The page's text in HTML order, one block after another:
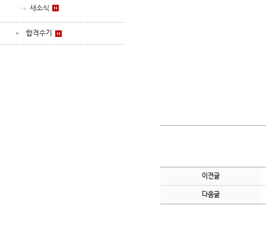
새소식
합격수기
이전글
다음글